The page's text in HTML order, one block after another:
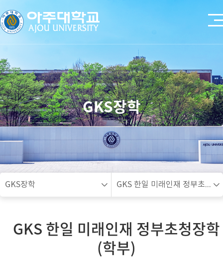
GKS장학
GKS장학 GKS 한일 미래인재 정부초청장학(학부)
GKS 한일 미래인재 정부초청장학
(학부)